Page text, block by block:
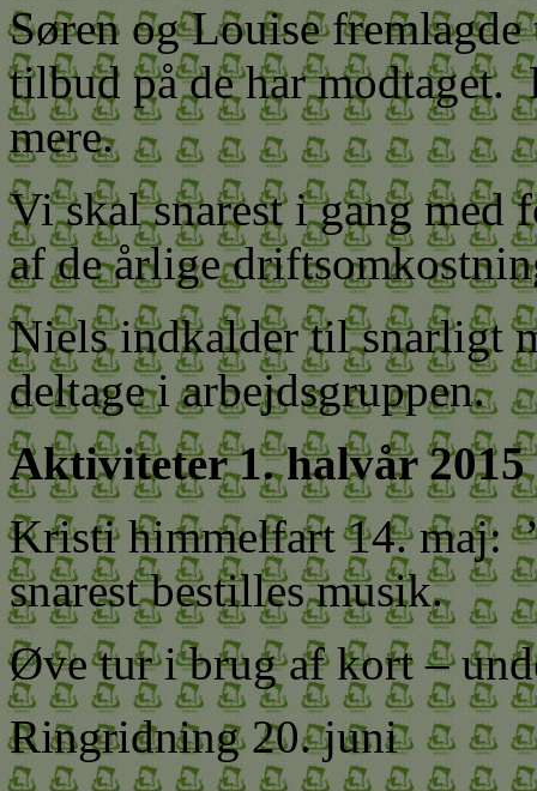
Søren og Louise
tilbud på de har modtaget.
mere.
Vi skal snarest i gang med
af de årlige
Niels indkalder til snarligt
deltage i arbejdsgruppen.
Aktiviteter 1. halvår 2015
Kristi himmelfart 14. maj:
snarest bestilles musik.
Øve tur i brug af kort –
Ringridning 20. juni